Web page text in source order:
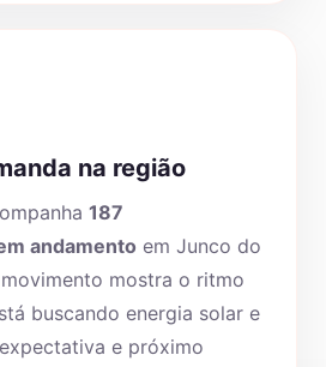
na região
187
andamento em Junco do
movimento mostra o ritmo
buscando energia solar e
e próximo